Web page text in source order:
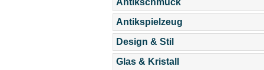
Antikschmuck
Antikspielzeug
Design & Stil
Glas & Kristall